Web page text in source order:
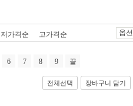
저가격순 고가격순 옵
6 7 8 9 끝
전체선택 장바구니 담기